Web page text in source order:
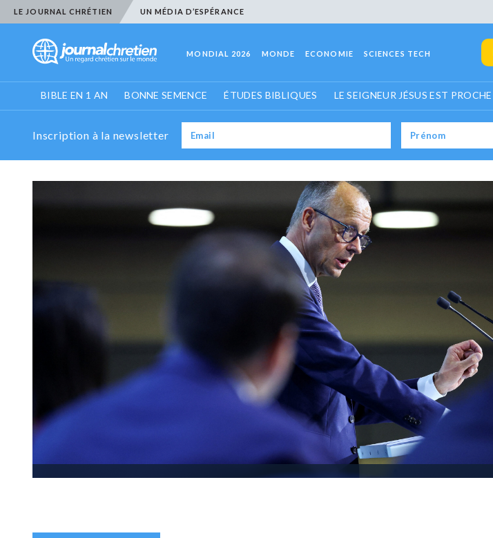
LE JOURNAL CHRÉTIEN UN MÉDIA D’ESPÉRANCE
MONDIAL 2026 MONDE ECONOMIE SCIENCES TECH
BIBLE EN 1 AN BONNE SEMENCE ÉTUDES BIBLIQUES LE SEIGNEUR JÉSUS EST PROCHE
Inscription à la newsletter